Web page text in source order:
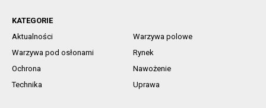
KATEGORIE
Aktualności
Warzywa polowe
Warzywa pod osłonami
Rynek
Ochrona
Nawożenie
Technika
Uprawa